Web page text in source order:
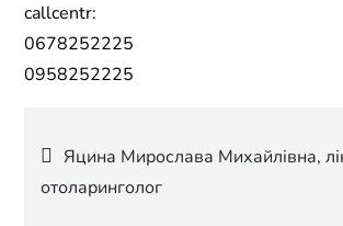
callcentr:
0678252225
0958252225
Навігація
записів
Яцина Мирослава Михайлівна,
отоларинголог